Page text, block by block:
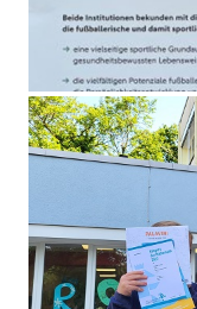
KGS